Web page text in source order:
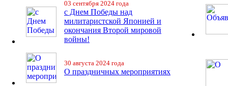
03 сентября 2024 года
с Днем Победы над
милитаристской Японией и
окончания Второй мировой
войны!
30 августа 2024 года
О праздничных мероприятиях